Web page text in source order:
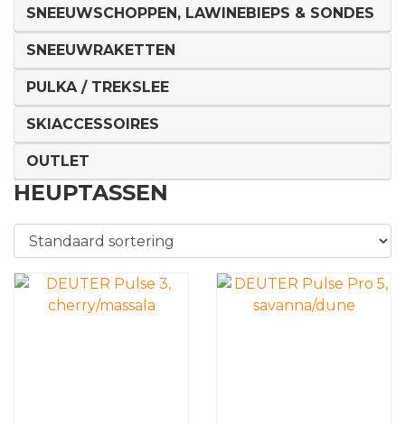
SNEEUWSCHOPPEN, LAWINEBIEPS & SONDES
SNEEUWRAKETTEN
PULKA / TREKSLEE
SKIACCESSOIRES
OUTLET
HEUPTASSEN